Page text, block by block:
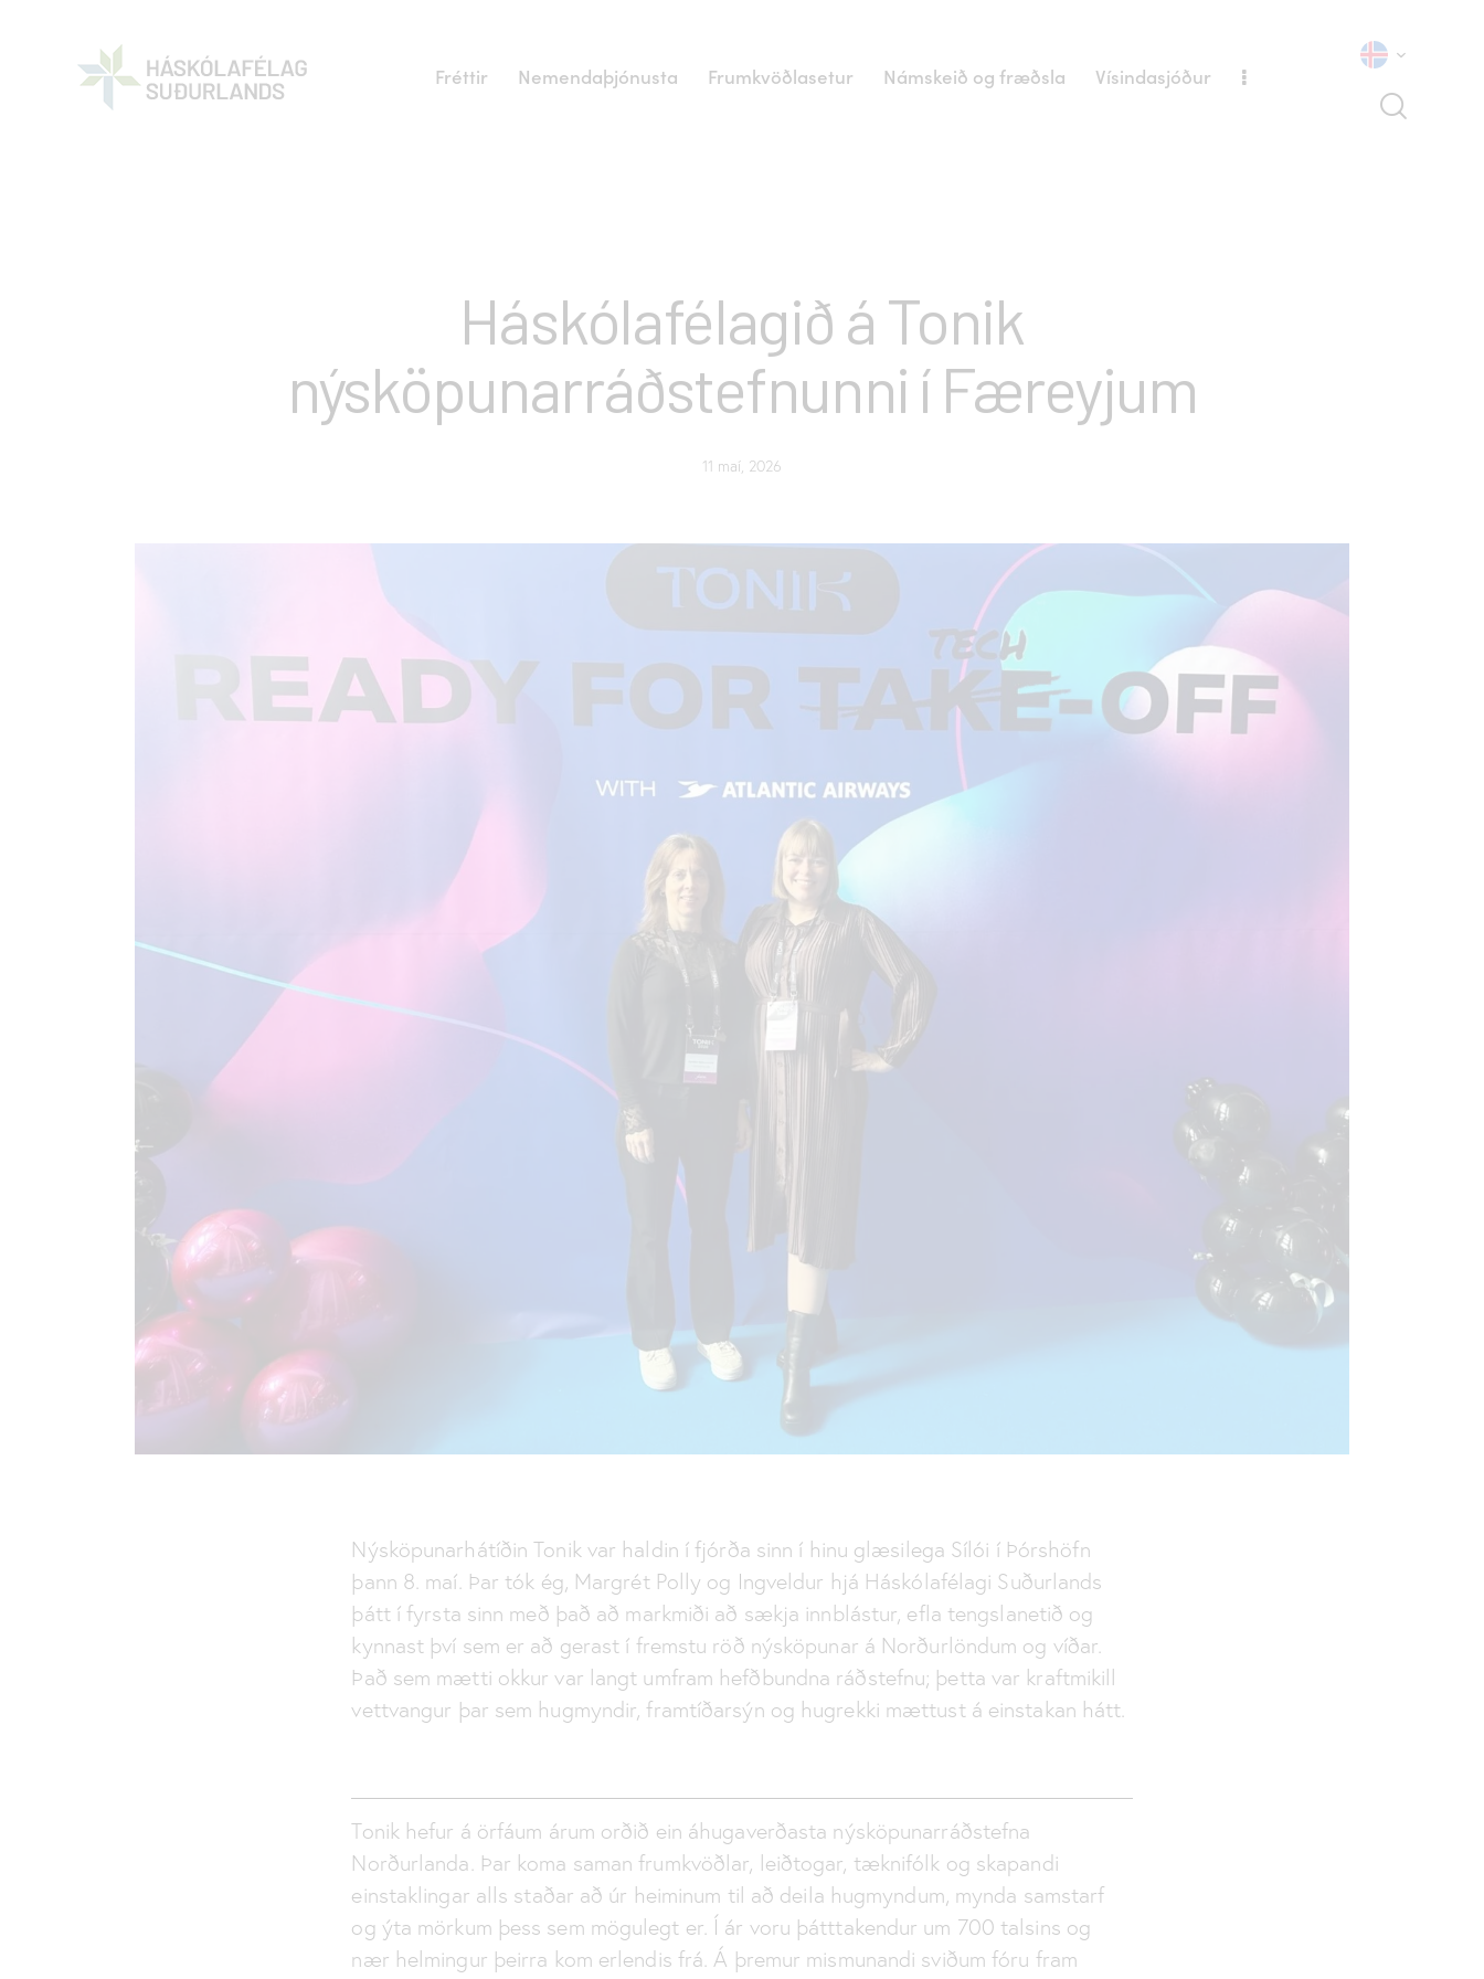
Fréttir Nemendaþjónusta Frumkvöðlasetur Námskeið og fræðsla Vísindasjóður
Háskólafélagið á Tonik
nýsköpunarráðstefnunni í Færeyjum
11 maí, 2026
Nýsköpunarhátíðin Tonik var haldin í fjórða sinn í hinu glæsilega Sílói í Þórshöfn
þann 8. maí. Þar tók ég, Margrét Polly og Ingveldur hjá Háskólafélagi Suðurlands
þátt í fyrsta sinn með það að markmiði að sækja innblástur, efla tengslanetið og
kynnast því sem er að gerast í fremstu röð nýsköpunar á Norðurlöndum og víðar.
Það sem mætti okkur var langt umfram hefðbundna ráðstefnu; þetta var kraftmikill
vettvangur þar sem hugmyndir, framtíðarsýn og hugrekki mættust á einstakan hátt.
Tonik hefur á örfáum árum orðið ein áhugaverðasta nýsköpunarráðstefna
Norðurlanda. Þar koma saman frumkvöðlar, leiðtogar, tæknifólk og skapandi
einstaklingar alls staðar að úr heiminum til að deila hugmyndum, mynda samstarf
og ýta mörkum þess sem mögulegt er. Í ár voru þátttakendur um 700 talsins og
nær helmingur þeirra kom erlendis frá. Á þremur mismunandi sviðum fóru fram